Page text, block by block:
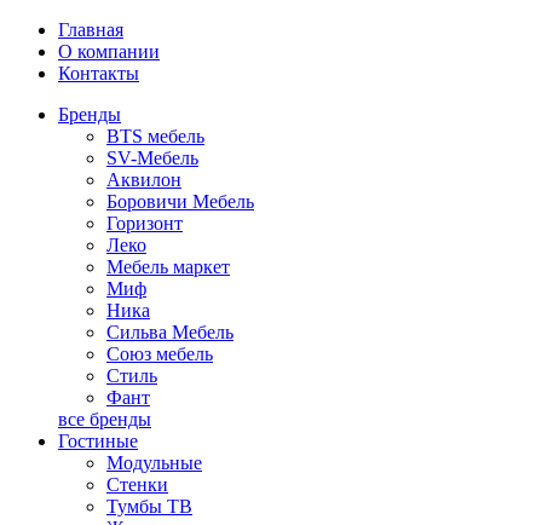
Главная
О компании
Контакты
Бренды
BTS мебель
SV-Мебель
Аквилон
Боровичи Мебель
Горизонт
Леко
Мебель маркет
Миф
Ника
Сильва Мебель
Союз мебель
Стиль
Фант
все бренды
Гостиные
Модульные
Стенки
Тумбы ТВ